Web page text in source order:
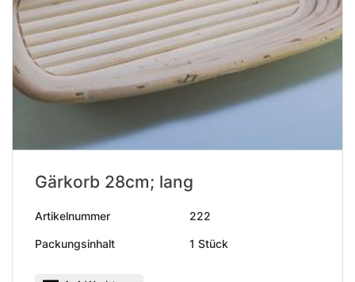
Gärkorb 28cm; lang
Artikelnummer 222
Packungsinhalt 1 Stück